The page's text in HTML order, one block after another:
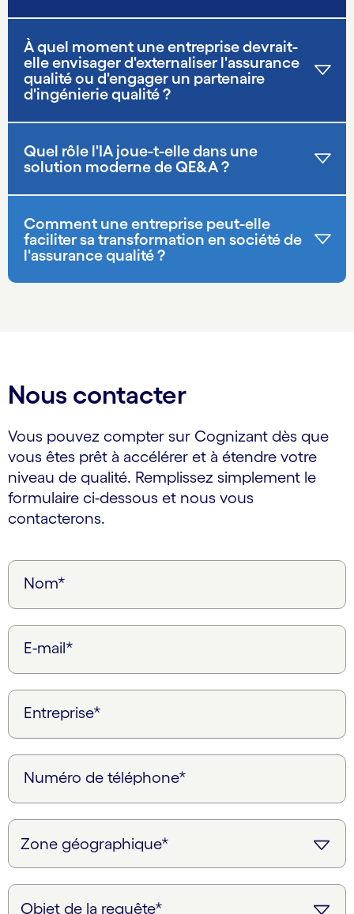
À quel moment une entreprise devrait-
elle envisager d'externaliser l'assurance
qualité ou d'engager un partenaire
d'ingénierie qualité ?
Quel rôle l'IA joue-t-elle dans une
solution moderne de QE&A ?
Comment une entreprise peut-elle
faciliter sa transformation en société de
l'assurance qualité ?
Nous contacter
Vous pouvez compter sur Cognizant dès que
vous êtes prêt à accélérer et à étendre votre
niveau de qualité. Remplissez simplement le
formulaire ci-dessous et nous vous
contacterons.
Nom*
E-mail*
Entreprise*
Numéro de téléphone*